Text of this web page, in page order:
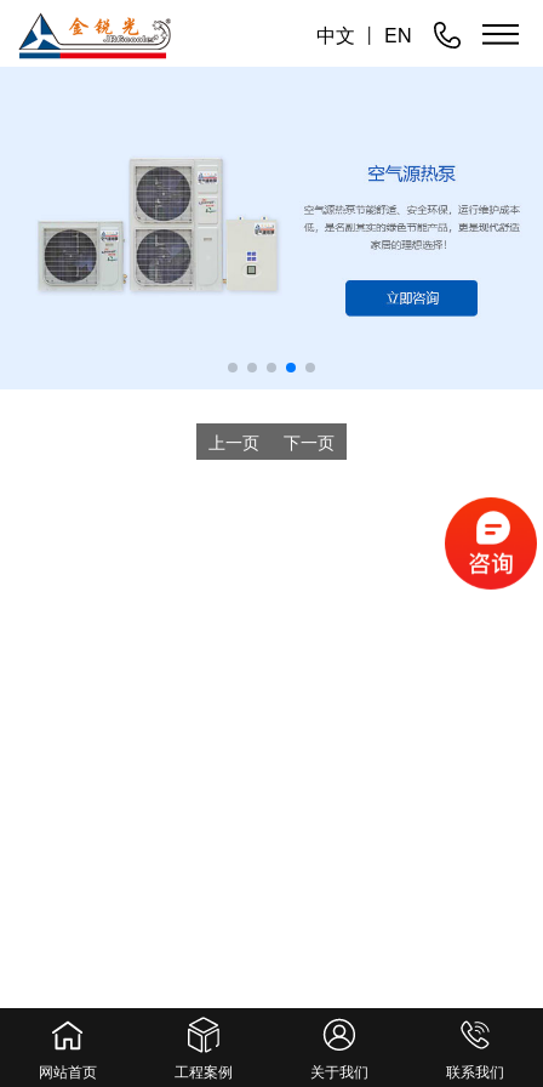
中文 丨 EN
上一页 下一页
网站首页 工程案例 关于我们 联系我们